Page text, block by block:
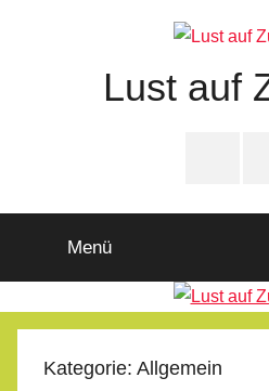
Lust auf
Menü
Kategorie: Allgemein